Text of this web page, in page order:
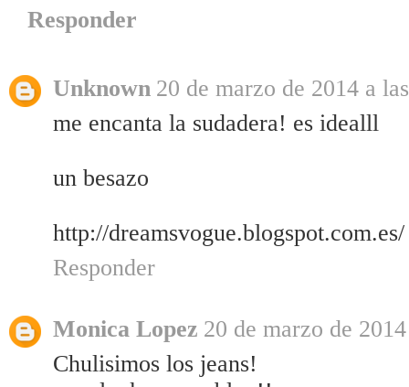
Responder
Unknown 20 de marzo de 2014 a
me encanta la sudadera! es idealll
un besazo
http://dreamsvogue.blogspot.com.es/
Responder
Monica Lopez 20 de marzo de
Chulisimos los jeans!